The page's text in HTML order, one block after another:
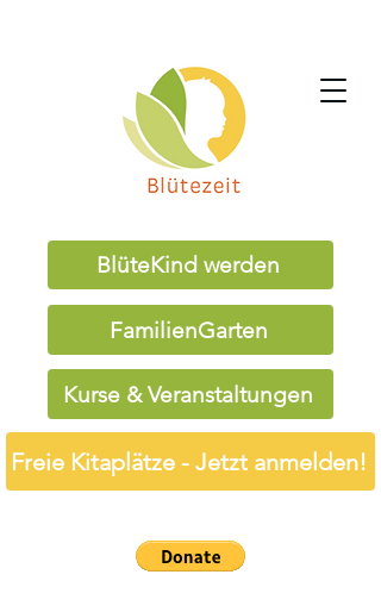
BlüteKind werden
FamilienGarten
Kurse & Veranstaltungen
Freie Kitaplätze - Jetzt anmelden!